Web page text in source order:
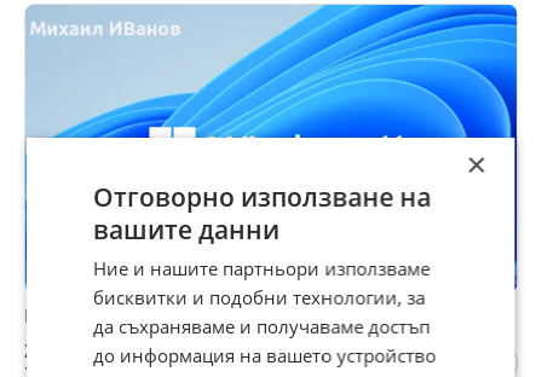
Преинсталиране на Windows
20 €
×
Отговорно използване на
вашите данни
Ние и нашите партньори използваме
бисквитки и подобни технологии, за
да съхраняваме и получаваме достъп
до информация на вашето устройство